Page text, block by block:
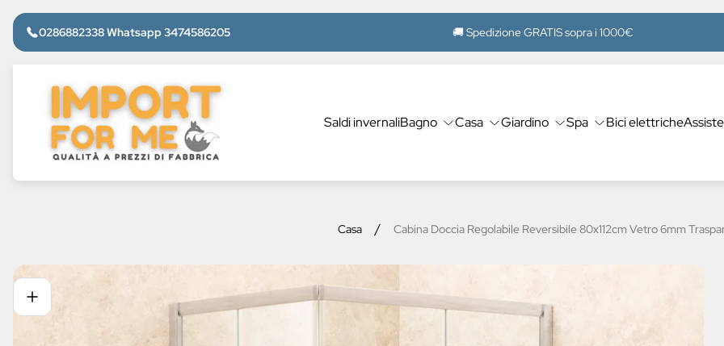
0286882338 Whatsapp 3474586205 🚚 Spedizione GRATIS sopra i 1000€
Logo
negozio"
Saldi invernaliBagno Casa Giardino Spa Bici elettriche
Casa / Cabina Doccia Regolabile Reversibile 80x112cm Vetro 6mm